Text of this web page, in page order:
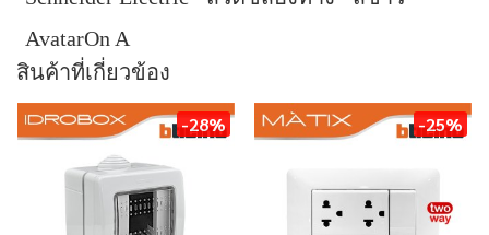
AvatarOn A
สินค้าที่เกี่ยวข้อง
-28% -25%